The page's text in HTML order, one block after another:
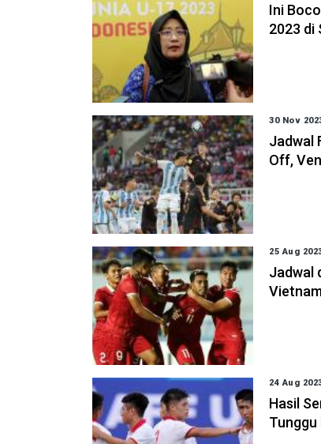
Ini
2023 di
30 Nov
Jadwal
Off,
25 Aug
Jadwal
24 Aug
Hasil
Tunggu